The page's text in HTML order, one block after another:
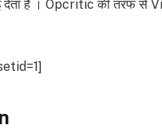
देता है । Opcritic की तरफ से